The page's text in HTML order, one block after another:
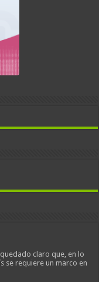
claro que, en lo
se requiere un marco en